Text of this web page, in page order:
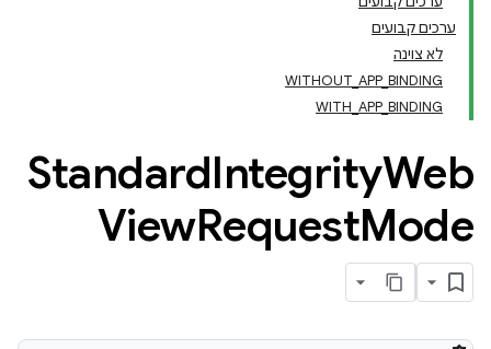
ערכים קבועים
לא צוינה
WITHOUT_APP_BINDING
WITH_APP_BINDING
StandardIntegrityWeb
ViewRequestMode